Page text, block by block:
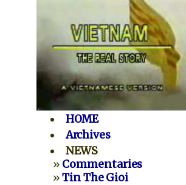
HOME
Archives
NEWS
» Commentaries
»Tin The Gioi